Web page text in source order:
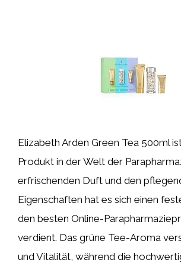
Elizabeth Arden Green Tea 500ml
Produkt in der Welt der
erfrischenden Duft und den
Eigenschaften hat es sich einen
den besten Online-
verdient. Das grüne Tee-Aroma
und Vitalität, während die